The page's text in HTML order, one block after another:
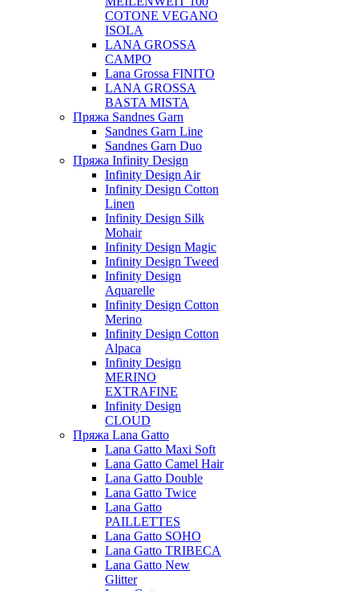
COTONE VEGANO
ISOLA
LANA GROSSA
CAMPO
Lana Grossa FINITO
LANA GROSSA
BASTA MISTA
Пряжа Sandnes Garn
Sandnes Garn Line
Sandnes Garn Duo
Пряжа Infinity Design
Infinity Design Air
Infinity Design Cotton
Linen
Infinity Design Silk
Mohair
Infinity Design Magic
Infinity Design Tweed
Infinity Design
Aquarelle
Infinity Design Cotton
Merino
Infinity Design Cotton
Alpaca
Infinity Design
MERINO
EXTRAFINE
Infinity Design
CLOUD
Пряжа Lana Gatto
Lana Gatto Maxi Soft
Lana Gatto Camel Hair
Lana Gatto Double
Lana Gatto Twice
Lana Gatto
PAILLETTES
Lana Gatto SOHO
Lana Gatto TRIBECA
Lana Gatto New
Glitter